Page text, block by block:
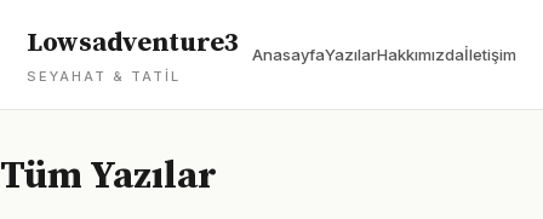
Lowsadventure3
SEYAHAT & TATIL
AnasayfaYazılarHakkımızdaİletişim
Tüm Yazılar